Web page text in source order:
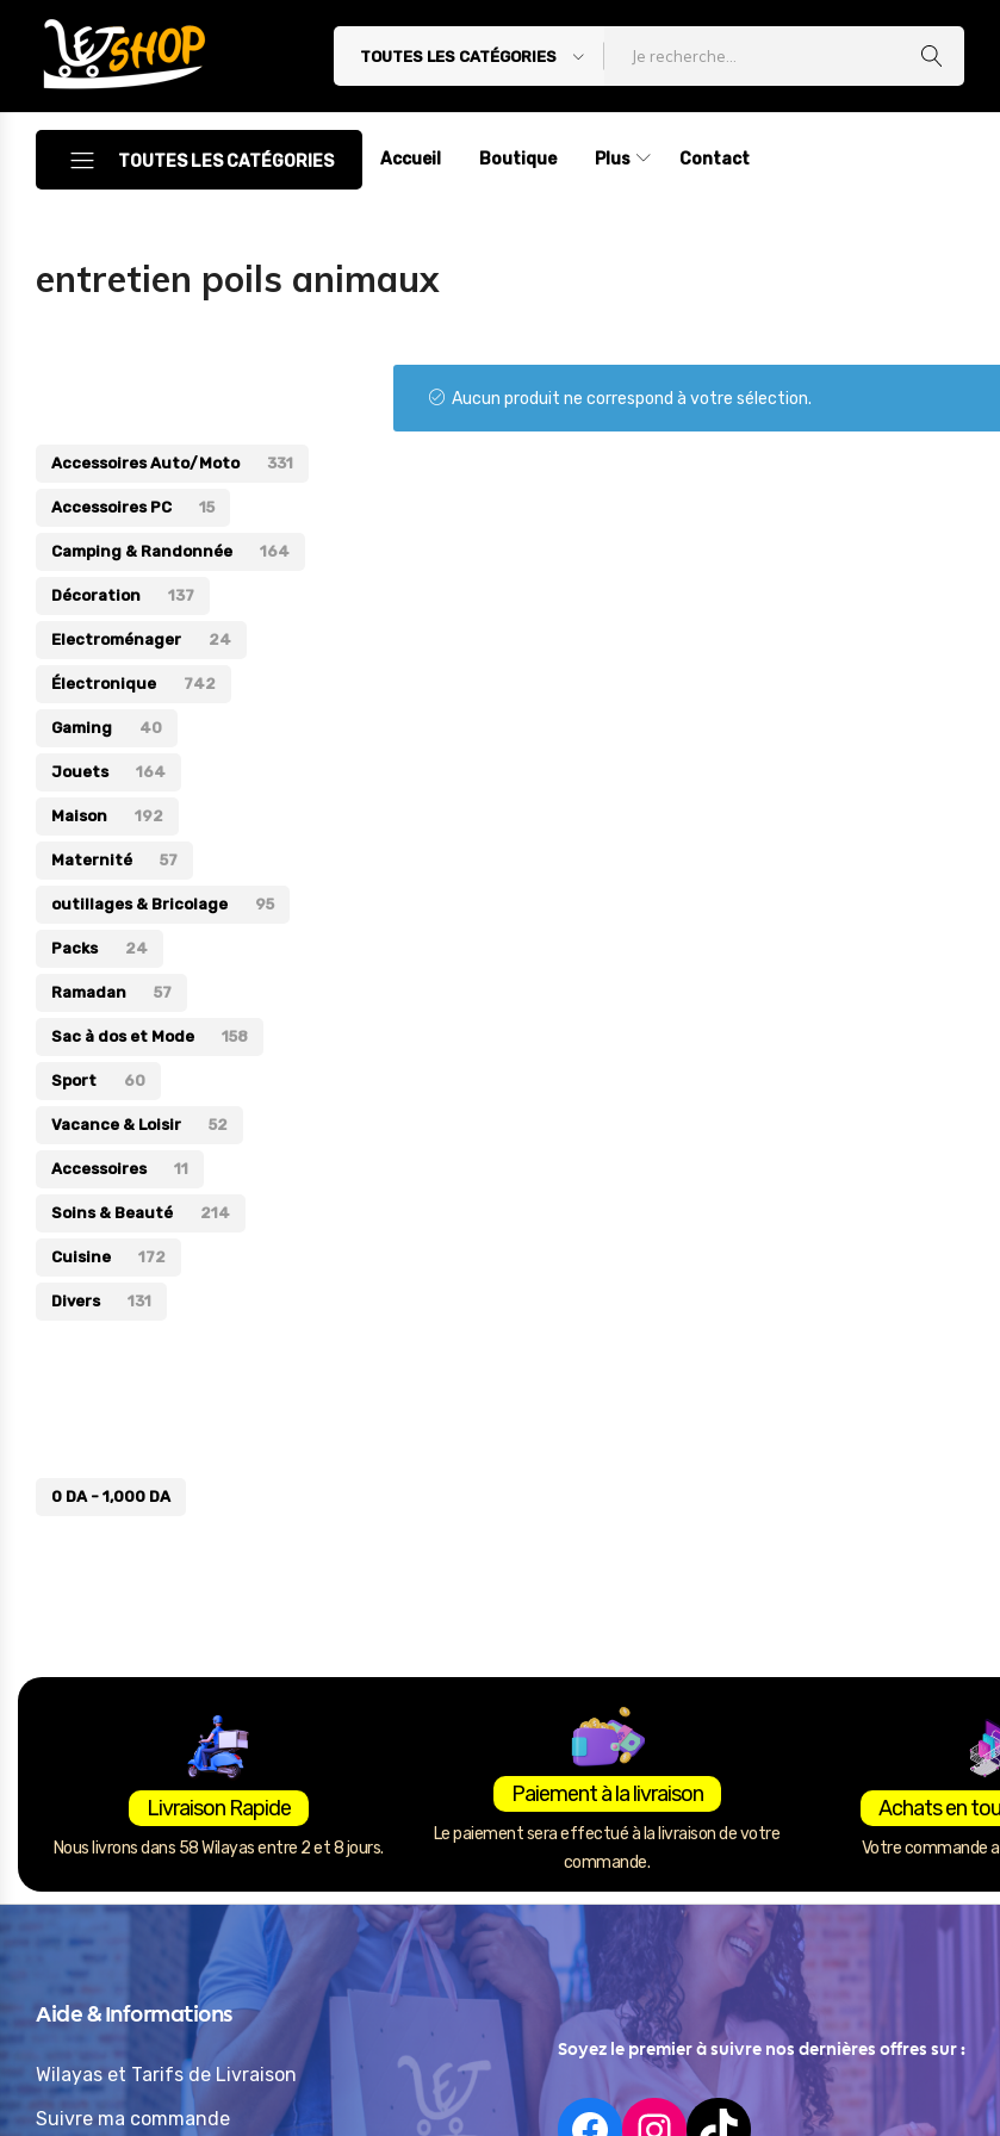
Letshop.dz
TOUTES LES CATÉGORIES
TOUTES LES CATÉGORIES
Accessoires
Accessoires Auto/Moto
Décoration
Electroménager
Électronique
Jouets
Maison
Maternité
Outillages & Bricolage
Packs
Sac à dos et Mode
Soins & Beauté
Sport
Divers
Accueil Boutique Plus Contact
entretien poils animaux
Aucun produit ne correspond à votre sélection.
Accessoires Auto/Moto 331
Accessoires PC 15
Camping & Randonnée 164
Décoration 137
Electroménager 24
Électronique 742
Gaming 40
Jouets 164
Maison 192
Maternité 57
outillages & Bricolage 95
Packs 24
Ramadan 57
Sac à dos et Mode 158
Sport 60
Vacance & Loisir 52
Accessoires 11
Soins & Beauté 214
Cuisine 172
Divers 131
0 DA- 1,000 DA
Livraison Rapide
Nous livrons dans 58 Wilayas entre 2 et 8 jours.
Paiement à la livraison
Le paiement sera effectué à la livraison de votre
commande.
Achats en
Votre commande
Aide & Informations
Wilayas et Tarifs de Livraison
Suivre ma commande
Soyez le premier à suivre nos dernières offres sur :